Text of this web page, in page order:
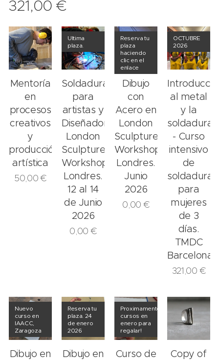
321,00 €
Mentoría
en
procesos
creativos
y
producción
artística
50,00€
Soldadura
para
artistas y
Diseñadores.
London
Sculpture
Workshop.
Londres.
12 al 14
de Junio
2026
Ultima
plaza.
0,00 €
Dibujo
con
Acero en
London
Sculpture
Workshop.
Londres.
Junio
2026
Reserva tu
plaza
haciendo
clic en el
enlace
0,00 €
al metal
y la
soldadura
- Curso
intensivo
de
soldadura
para
mujeres
de 3
días.
TMDC
Barcelona.
OCTUBRE
2026
321,00 €
Dibujo en
Nuevo
curso en
IAACC,
Zaragoza
Dibujo en
Reserva tu
plaza. 24
de enero
2026
Curso de
Proximamente
cursos en
enero para
regalar!
Copy of